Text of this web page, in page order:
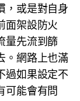
，或是對自身
面架設防火
量先流到篩
。網路上也滿
過如果設定不
可能會有問